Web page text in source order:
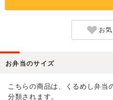
お
お弁当のサイズ
こちらの商品は、くるめし弁当
分類されます。